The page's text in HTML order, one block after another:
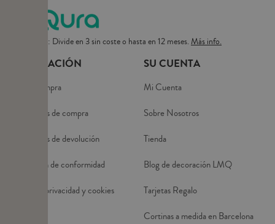
Pago flexible: Divide en 3 sin coste o hasta en 12 meses. Más info.
INFORMACIÓN
Guía de compra
Condiciones de compra
Condiciones de devolución
Declaración de conformidad
Política de privacidad y cookies
SU CUENTA
Mi Cuenta
Sobre Nosotros
Tienda
Blog de decoración LMQ
Tarjetas Regalo
Cortinas a medida en Barcelona